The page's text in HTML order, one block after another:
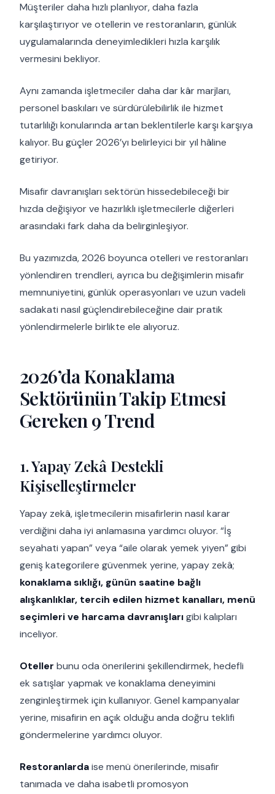
Müşteriler daha hızlı planlıyor, daha fazla
karşılaştırıyor ve otellerin ve restoranların, günlük
uygulamalarında deneyimledikleri hızla karşılık
vermesini bekliyor.
Aynı zamanda işletmeciler daha dar kâr marjları,
personel baskıları ve sürdürülebilirlik ile hizmet
tutarlılığı konularında artan beklentilerle karşı karşıya
kalıyor. Bu güçler 2026’yı belirleyici bir yıl hâline
getiriyor.
Misafir davranışları sektörün hissedebileceği bir
hızda değişiyor ve hazırlıklı işletmecilerle diğerleri
arasındaki fark daha da belirginleşiyor.
Bu yazımızda, 2026 boyunca otelleri ve restoranları
yönlendiren trendleri, ayrıca bu değişimlerin misafir
memnuniyetini, günlük operasyonları ve uzun vadeli
sadakati nasıl güçlendirebileceğine dair pratik
yönlendirmelerle birlikte ele alıyoruz.
2026’da Konaklama
Sektörünün Takip Etmesi
Gereken 9 Trend
1. Yapay Zekâ Destekli
Kişiselleştirmeler
Yapay zekâ, işletmecilerin misafirlerin nasıl karar
verdiğini daha iyi anlamasına yardımcı oluyor. “İş
seyahati yapan” veya “aile olarak yemek yiyen” gibi
geniş kategorilere güvenmek yerine, yapay zekâ;
konaklama sıklığı, günün saatine bağlı
alışkanlıklar, tercih edilen hizmet kanalları, menü
seçimleri ve harcama davranışlarıgibi kalıpları
inceliyor.
Oteller bunu oda önerilerini şekillendirmek, hedefli
ek satışlar yapmak ve konaklama deneyimini
zenginleştirmek için kullanıyor. Genel kampanyalar
yerine, misafirin en açık olduğu anda doğru teklifi
göndermelerine yardımcı oluyor.
Restoranlardaise menü önerilerinde, misafir
tanımada ve daha isabetli promosyon